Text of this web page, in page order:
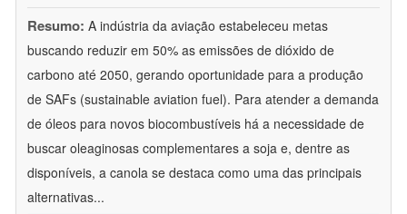
Resumo: A indústria da aviação estabeleceu metas
buscando reduzir em 50% as emissões de dióxido de
carbono até 2050, gerando oportunidade para a produção
de SAFs (sustainable aviation fuel). Para atender a demanda
de óleos para novos biocombustíveis há a necessidade de
buscar oleaginosas complementares a soja e, dentre as
disponíveis, a canola se destaca como uma das principais
alternativas...